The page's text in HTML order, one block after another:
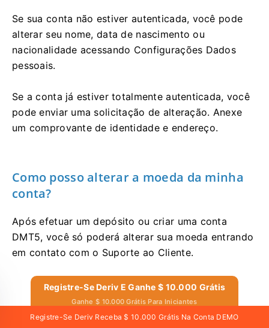
Se sua conta não estiver autenticada, você pode
alterar seu nome, data de nascimento ou
nacionalidade acessando Configurações Dados
pessoais.
Se a conta já estiver totalmente autenticada, você
pode enviar uma solicitação de alteração. Anexe
um comprovante de identidade e endereço.
Como posso alterar a moeda da minha
conta?
Após efetuar um depósito ou criar uma conta
DMT5, você só poderá alterar sua moeda entrando
em contato com o Suporte ao Cliente.
Registre-Se Deriv E Ganhe $ 10.000 Grátis
Ganhe $ 10.000 Grátis Para Iniciantes
Registre-Se Deriv Receba $ 10.000 Grátis Na Conta DEMO